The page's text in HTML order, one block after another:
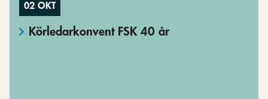
02 OKT
Körledarkonvent FSK 40 år